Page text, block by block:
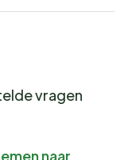
vragen
naar